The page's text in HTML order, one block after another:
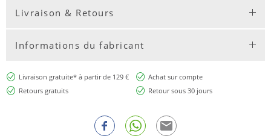
Livraison & Retours
Informations du fabricant
Livraison gratuite* à partir de 129 €
Achat sur compte
Retours gratuits
Retour sous 30 jours